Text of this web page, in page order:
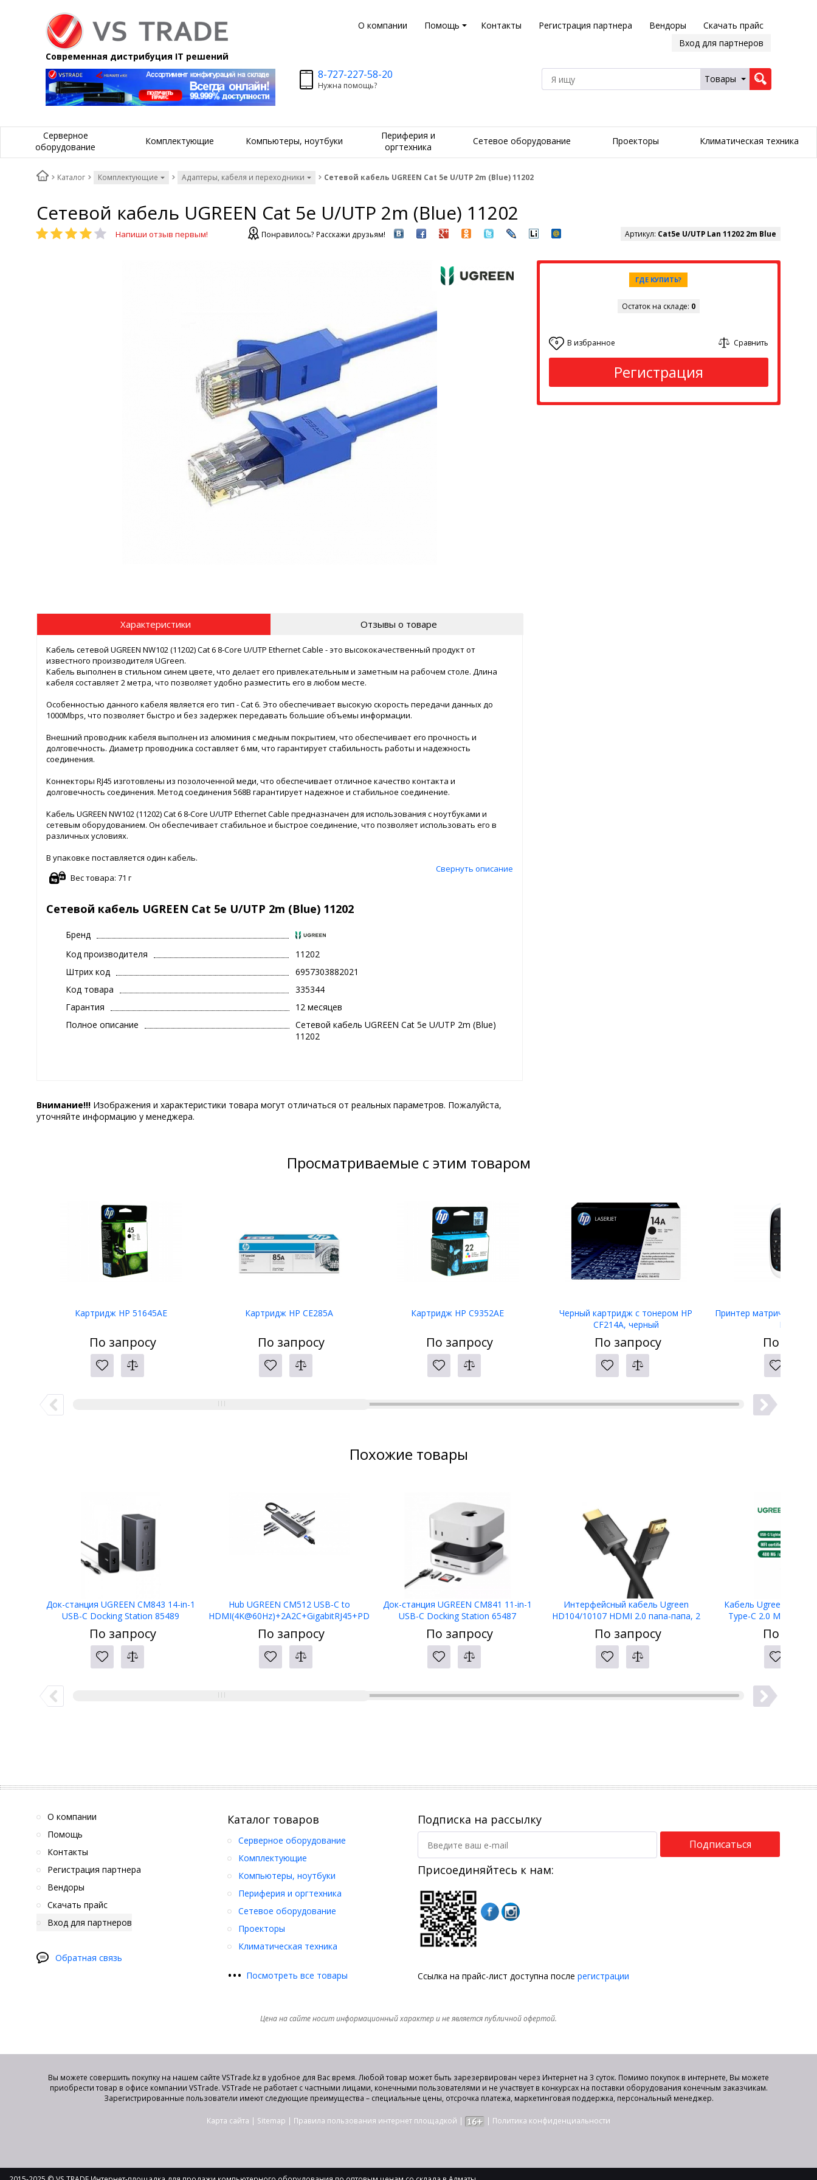
О компании Помощь Контакты Регистрация партнера Вендоры
Скачать прайс
Вход для партнеров
Современная дистрибуция IT решений
8-727-227-58-20
Нужна помощь?
Товары
Серверное
оборудование
Комплектующие Компьютеры, ноутбуки
Периферия и
оргтехника
Сетевое оборудование Проекторы Климатическая техника
Каталог Комплектующие Адаптеры, кабеля и переходники Сетевой кабель UGREEN Cat 5e U/UTP 2m (Blue) 11202
Сетевой кабель UGREEN Cat 5e U/UTP 2m (Blue) 11202
Напиши отзыв первым! Понравилось? Расскажи друзьям! Артикул: Cat5e U/UTP Lan 11202 2m Blue
ГДЕ КУПИТЬ?
Остаток на складе: 0
0 В избранное Сравнить
Регистрация
Характеристики Отзывы о товаре
Кабель сетевой UGREEN NW102 (11202) Cat 6 8-Core U/UTP Ethernet Cable - это высококачественный продукт от
известного производителя UGreen.
Кабель выполнен в стильном синем цвете, что делает его привлекательным и заметным на рабочем столе. Длина
кабеля составляет 2 метра, что позволяет удобно разместить его в любом месте.
Особенностью данного кабеля является его тип - Cat 6. Это обеспечивает высокую скорость передачи данных до
1000Mbps, что позволяет быстро и без задержек передавать большие объемы информации.
Внешний проводник кабеля выполнен из алюминия с медным покрытием, что обеспечивает его прочность и
долговечность. Диаметр проводника составляет 6 мм, что гарантирует стабильность работы и надежность
соединения.
Коннекторы RJ45 изготовлены из позолоченной меди, что обеспечивает отличное качество контакта и
долговечность соединения. Метод соединения 568B гарантирует надежное и стабильное соединение.
Кабель UGREEN NW102 (11202) Cat 6 8-Core U/UTP Ethernet Cable предназначен для использования с ноутбуками и
сетевым оборудованием. Он обеспечивает стабильное и быстрое соединение, что позволяет использовать его в
различных условиях.
В упаковке поставляется один кабель.
Свернуть описание
Вес товара: 71 г
Сетевой кабель UGREEN Cat 5e U/UTP 2m (Blue) 11202
Бренд
Код производителя
11202
Штрих код
6957303882021
Код товара
335344
Гарантия
12 месяцев
Полное описание
Сетевой кабель UGREEN Cat 5e U/UTP 2m (Blue)
11202
Внимание!!! Изображения и характеристики товара могут отличаться от реальных параметров. Пожалуйста,
уточняйте информацию у менеджера.
Просматриваемые с этим товаром
Картридж HP 51645AE
По запросу
Картридж HP CE285A
По запросу
Картридж HP C9352AE
По запросу
Черный картридж с тонером HP
CF214A, черный
По запросу
Принтер матричный
LW-400
По
Похожие товары
Док-станция UGREEN CM843 14-in-1
USB-C Docking Station 85489
По запросу
Hub UGREEN CM512 USB-C to
HDMI(4K@60Hz)+2A2C+GigabitRJ45+PD
(100W) 45000
По запросу
Док-станция UGREEN CM841 11-in-1
USB-C Docking Station 65487
По запросу
Интерфейсный кабель Ugreen
HD104/10107 HDMI 2.0 папа-папа, 2
метра, Черный
По запросу
Кабель Ugreen
Type-C 2.0 Male
По
О компании
Помощь
Контакты
Регистрация партнера
Вендоры
Скачать прайс
Вход для партнеров
Обратная связь
Каталог товаров
Серверное оборудование
Комплектующие
Компьютеры, ноутбуки
Периферия и оргтехника
Сетевое оборудование
Проекторы
Климатическая техника
••• Посмотреть все товары
Подписка на рассылку
Подписаться
Присоединяйтесь к нам:
Ссылка на прайс-лист доступна после регистрации
Цена на сайте носит информационный характер и не является публичной офертой.
Вы можете совершить покупку на нашем сайте VSTrade.kz в удобное для Вас время. Любой товар может быть зарезервирован через Интернет на 3 суток. Помимо покупок в интернете, Вы можете
приобрести товар в офисе компании VSTrade. VSTrade не работает с частными лицами, конечными пользователями и не участвует в конкурсах на поставки оборудования конечным заказчикам.
Зарегистрированные пользователи имеют следующие преимущества – специальные цены, отсрочка платежа, маркетинговая поддержка, персональный менеджер.
Карта сайта | Sitemap | Правила пользования интернет площадкой | | Политика конфиденциальности